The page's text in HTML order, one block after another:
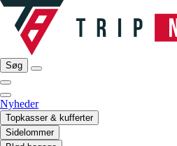
Søg
Nyheder
Topkasser & kufferter
Sidelommer